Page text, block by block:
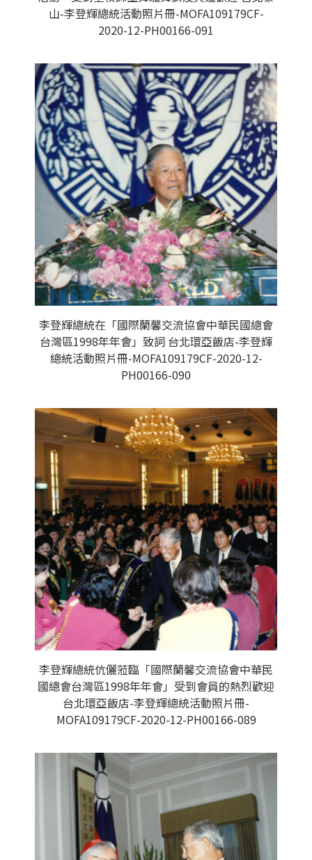
山-李登輝總統活動照片冊-MOFA109179CF-
2020-12-PH00166-091
李登輝總統在「國際蘭馨交流協會中華民國總會
台灣區1998年年會」致詞 台北環亞飯店-李登輝
總統活動照片冊-MOFA109179CF-2020-12-
PH00166-090
李登輝總統伉儷蒞臨「國際蘭馨交流協會中華民
國總會台灣區1998年年會」受到會員的熱烈歡迎
台北環亞飯店-李登輝總統活動照片冊-
MOFA109179CF-2020-12-PH00166-089